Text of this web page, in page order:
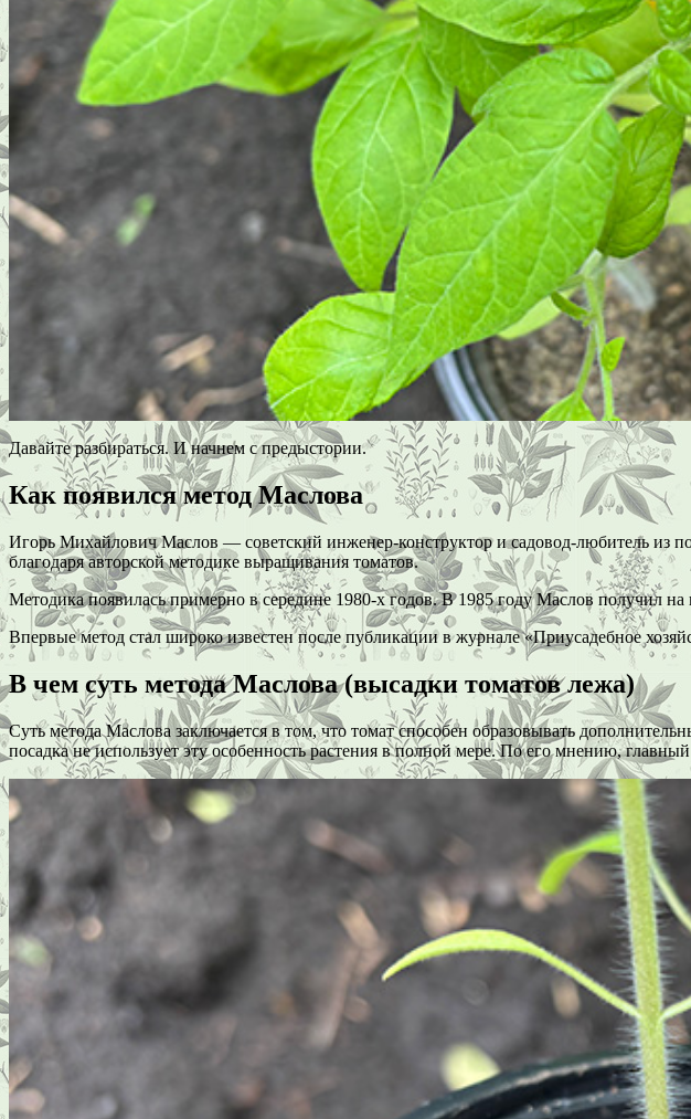
Давайте разбираться. И начнем с предыстории.
Как появился метод Маслова
Игорь Михайлович Маслов — советский инженер-конструктор и садовод-любитель из
благодаря авторской методике выращивания томатов.
Методика появилась примерно в середине 1980-х годов. В 1985 году Маслов получил
Впервые метод стал широко известен после публикации в журнале «Приусадебное
В чем суть метода Маслова (высадки томатов лежа)
Суть метода Маслова заключается в том, что томат способен образовывать
посадка не использует эту особенность растения в полной мере. По его мнению,